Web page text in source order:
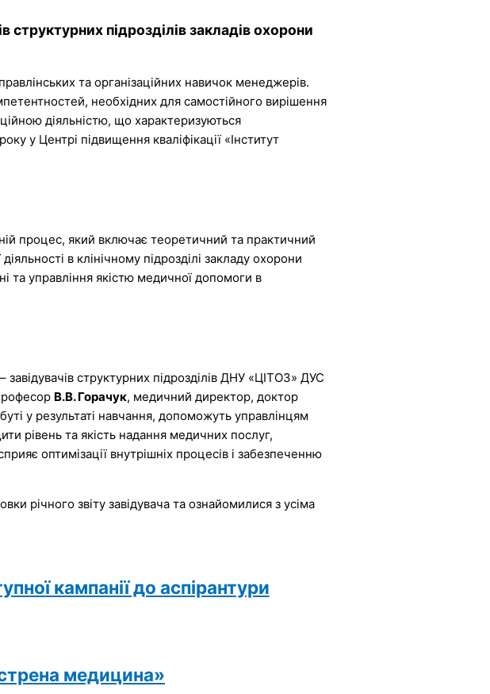
підрозділів закладів охорони
та організаційних навичок менеджерів.
необхідних для самостійного вирішення
діяльністю, що характеризуються
року у Центрі підвищення кваліфікації «Інститут
процес, який включає теоретичний та практичний
в клінічному підрозділі закладу охорони
та управління якістю медичної допомоги в
структурних підрозділів ДНУ «ЦІТОЗ» ДУС
В.В. Горачук, медичний директор, доктор
у результаті навчання, допоможуть управлінцям
рівень та якість надання медичних послуг,
оптимізації внутрішніх процесів і забезпеченню
річного звіту завідувача та ознайомилися з усіма
кампанії до аспірантури
медицина»